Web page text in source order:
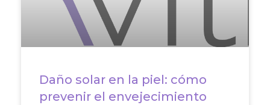
Daño solar en la piel: cómo
prevenir el envejecimiento